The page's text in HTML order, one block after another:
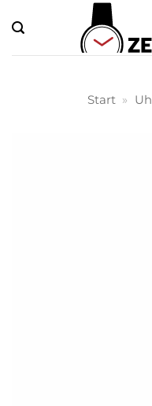
Inhalt
springen
Start »